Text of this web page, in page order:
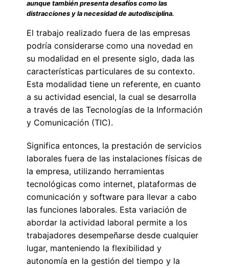
aunque también presenta desafíos como las
distracciones y la necesidad de autodisciplina.
El trabajo realizado fuera de las empresas
podría considerarse como una novedad en
su modalidad en el presente siglo, dada las
características particulares de su contexto.
Esta modalidad tiene un referente, en cuanto
a su actividad esencial, la cual se desarrolla
a través de las Tecnologías de la Información
y Comunicación (TIC).
Significa entonces, la prestación de servicios
laborales fuera de las instalaciones físicas de
la empresa, utilizando herramientas
tecnológicas como internet, plataformas de
comunicación y software para llevar a cabo
las funciones laborales. Esta variación de
abordar la actividad laboral permite a los
trabajadores desempeñarse desde cualquier
lugar, manteniendo la flexibilidad y
autonomía en la gestión del tiempo y la